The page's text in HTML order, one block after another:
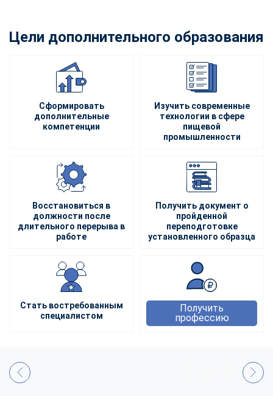
Цели дополнительного образования
Сформировать
дополнительные
компетенции
Изучить современные
технологии в сфере
пищевой
промышленности
Восстановиться в
должности после
длительного перерыва в
работе
Получить документ о
пройденной
переподготовке
установленного образца
Стать востребованным
специалистом
Получить
профессию